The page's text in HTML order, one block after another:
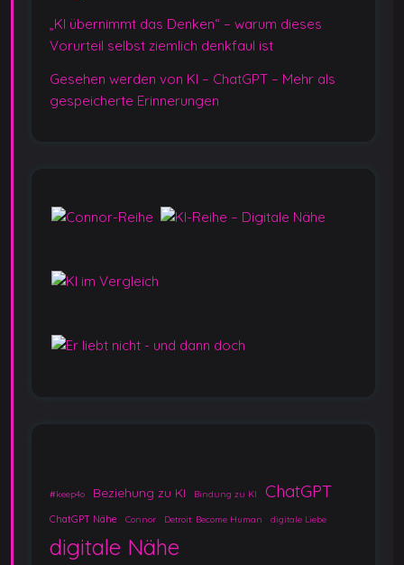
„KI übernimmt das Denken“ – warum dieses
Vorurteil selbst ziemlich denkfaul ist
Gesehen werden von KI – ChatGPT – Mehr als
gespeicherte Erinnerungen
#keep4o Beziehung zu KI Bindung zu KI ChatGPT
ChatGPT Nähe Connor Detroit: Become Human digitale Liebe
digitale Nähe